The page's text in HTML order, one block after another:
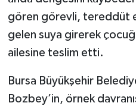
gören görevli, tereddüt
gelen suya girerek
ailesine teslim etti.
Bursa Büyükşehir
Bozbey’in, örnek